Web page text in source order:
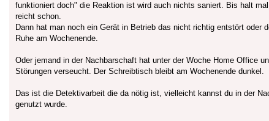
funktioniert doch" die Reaktion ist wird auch nichts saniert. Bis halt
reicht schon.
Dann hat man noch ein Gerät in Betrieb das nicht richtig entstört
Ruhe am Wochenende.
Oder jemand in der Nachbarschaft hat unter der Woche Home Office
Störungen verseucht. Der Schreibtisch bleibt am Wochenende dunkel.
Das ist die Detektivarbeit die da nötig ist, vielleicht kannst du in der
genutzt wurde.